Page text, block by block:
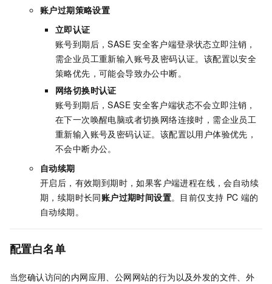
账户过期策略设置
立即认证
账号到期后，SASE 安全客户端登录状态立即注销，
需企业员工重新输入账号及密码认证。该配置以安全
策略优先，可能会导致办公中断。
网络切换时认证
账号到期后，SASE 安全客户端状态不会立即注销，
在下一次唤醒电脑或者切换网络连接时，需企业员工
重新输入账号及密码认证。该配置以用户体验优先，
不会中断办公。
自动续期
开启后，有效期到期时，如果客户端进程在线，会自动续
期，续期时长同账户过期时间设置。目前仅支持 PC 端的
自动续期。
配置白名单
当您确认访问的内网应用、公网网站的行为以及外发的文件、外